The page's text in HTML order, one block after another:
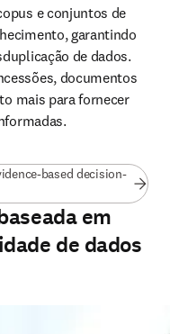
e conjuntos de
garantindo
de dados.
documentos
mais para fornecer
based decision-
em
de dados